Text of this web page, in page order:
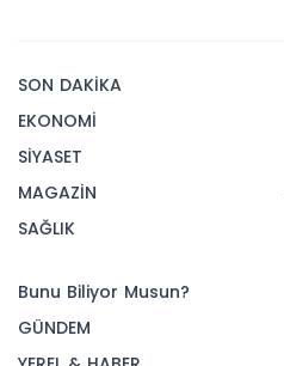
SON DAKİKA
EKONOMİ
SİYASET
MAGAZİN
SAĞLIK
Bunu Biliyor Musun?
GÜNDEM